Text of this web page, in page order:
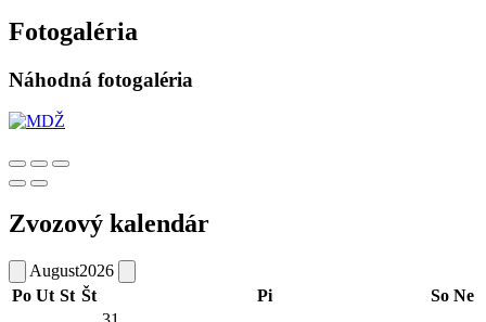
Fotogaléria
Náhodná fotogaléria
Zvozový kalendár
August2026
Po Ut St Št Pi So Ne